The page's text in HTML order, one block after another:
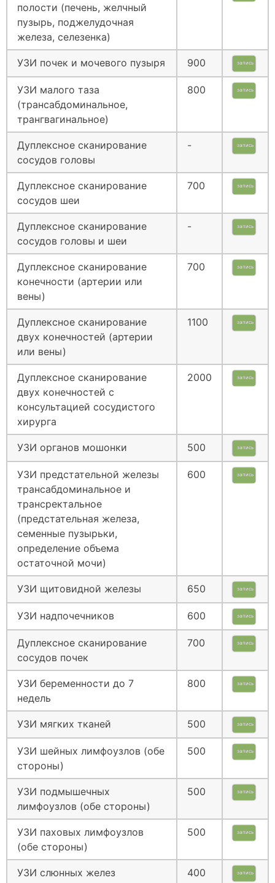
полости (печень, желчный
пузырь, поджелудочная
железа, селезенка)
УЗИ почек и мочевого пузыря 900 запись
УЗИ малого таза
(трансабдоминальное,
трангвагинальное)
800 запись
Дуплексное сканирование
сосудов головы
- запись
Дуплексное сканирование
сосудов шеи
700 запись
Дуплексное сканирование
сосудов головы и шеи
- запись
Дуплексное сканирование
конечности (артерии или
вены)
700 запись
Дуплексное сканирование
двух конечностей (артерии
или вены)
1100 запись
Дуплексное сканирование
двух конечностей с
консультацией сосудистого
хирурга
2000 запись
УЗИ органов мошонки 500 запись
УЗИ предстательной железы
трансабдоминальное и
трансректальное
(предстательная железа,
семенные пузырьки,
определение объема
остаточной мочи)
600 запись
УЗИ щитовидной железы 650 запись
УЗИ надпочечников 600 запись
Дуплексное сканирование
сосудов почек
700 запись
УЗИ беременности до 7
недель
800 запись
УЗИ мягких тканей 500 запись
УЗИ шейных лимфоузлов (обе
стороны)
500 запись
УЗИ подмышечных
лимфоузлов (обе стороны)
500 запись
УЗИ паховых лимфоузлов
(обе стороны)
500 запись
УЗИ слюнных желез 400 запись